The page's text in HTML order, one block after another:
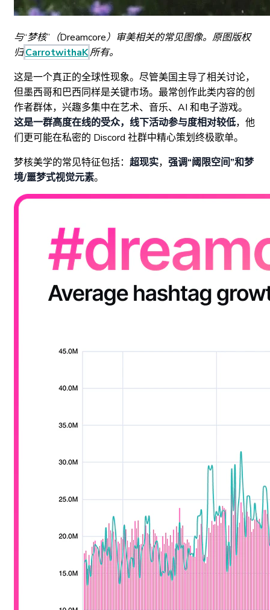
与“梦核”（Dreamcore）审美相关的常见图像。原图版权
归CarrotwithaK所有。
这是一个真正的全球性现象。尽管美国主导了相关讨论，
但墨西哥和巴西同样是关键市场。最常创作此类内容的创
作者群体，兴趣多集中在艺术、音乐、AI 和电子游戏。
这是一群高度在线的受众，线下活动参与度相对较低，他
们更可能在私密的 Discord 社群中精心策划终极歌单。
梦核美学的常见特征包括： 超现实， 强调“阈限空间”和梦
境/噩梦式视觉元素。